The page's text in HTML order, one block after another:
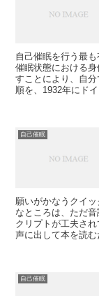
自己催眠を行う最
催眠状態における
すことにより、自
順を、1932年にド
自己催眠
願いがかなうクイ
なところは、ただ
クリプトが工夫さ
声に出して本を読
自己催眠